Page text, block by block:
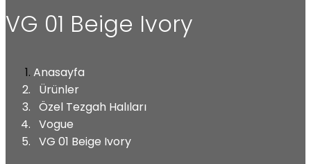
VG 01 Beige Ivory
Anasayfa
Ürünler
Özel Tezgah Halıları
Vogue
VG 01 Beige Ivory